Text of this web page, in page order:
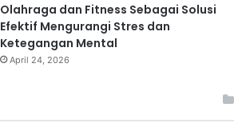
Olahraga dan Fitness Sebagai Solusi
Efektif Mengurangi Stres dan
Ketegangan Mental
April 24, 2026